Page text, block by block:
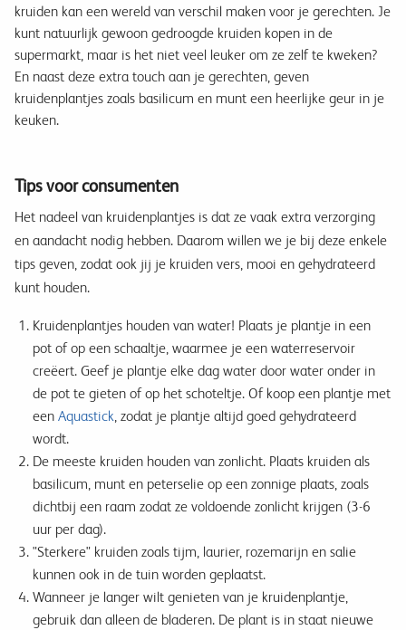
kruiden kan een wereld van verschil maken voor je gerechten. Je
kunt natuurlijk gewoon gedroogde kruiden kopen in de
supermarkt, maar is het niet veel leuker om ze zelf te kweken?
En naast deze extra touch aan je gerechten, geven
kruidenplantjes zoals basilicum en munt een heerlijke geur in je
keuken.
Tips voor consumenten
Het nadeel van kruidenplantjes is dat ze vaak extra verzorging
en aandacht nodig hebben. Daarom willen we je bij deze enkele
tips geven, zodat ook jij je kruiden vers, mooi en gehydrateerd
kunt houden.
Kruidenplantjes houden van water! Plaats je plantje in een
pot of op een schaaltje, waarmee je een waterreservoir
creëert. Geef je plantje elke dag water door water onder in
de pot te gieten of op het schoteltje. Of koop een plantje met
een Aquastick, zodat je plantje altijd goed gehydrateerd
wordt.
De meeste kruiden houden van zonlicht. Plaats kruiden als
basilicum, munt en peterselie op een zonnige plaats, zoals
dichtbij een raam zodat ze voldoende zonlicht krijgen (3-6
uur per dag).
"Sterkere" kruiden zoals tijm, laurier, rozemarijn en salie
kunnen ook in de tuin worden geplaatst.
Wanneer je langer wilt genieten van je kruidenplantje,
gebruik dan alleen de bladeren. De plant is in staat nieuwe